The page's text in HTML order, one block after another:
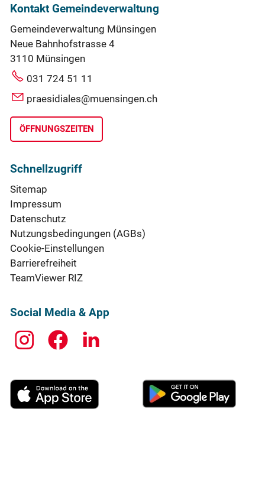
Kontakt Gemeindeverwaltung
Gemeindeverwaltung Münsingen
Neue Bahnhofstrasse 4
3110 Münsingen
031 724 51 11
praesidiales@muensingen.ch
ÖFFNUNGSZEITEN
Schnellzugriff
Sitemap
Impressum
Datenschutz
Nutzungsbedingungen (AGBs)
Cookie-Einstellungen
Barrierefreiheit
TeamViewer RIZ
Social Media & App